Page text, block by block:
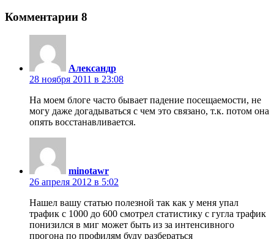
Комментарии 8
Александр
28 ноября 2011 в 23:08
На моем блоге часто бывает падение посещаемости, не
могу даже догадываться с чем это связано, т.к. потом она
опять восстанавливается.
minotawr
26 апреля 2012 в 5:02
Нашел вашу статью полезной так как у меня упал
трафик с 1000 до 600 смотрел статистику с гугла трафик
понизился в миг может быть из за интенсивного
прогона по профилям буду разбераться